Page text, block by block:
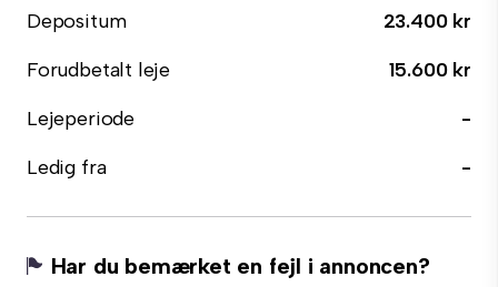
Depositum
23.400 kr
Forudbetalt leje
15.600 kr
Lejeperiode
-
Ledig fra
-
Har du bemærket en fejl i annoncen?